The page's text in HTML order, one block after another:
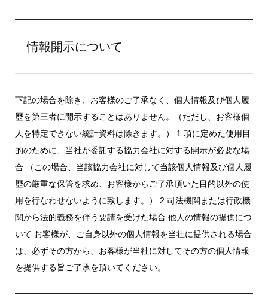
情報開示について
下記の場合を除き、お客様のご了承なく、個人情報及び個人履
歴を第三者に開示することはありません。（ただし、お客様個
人を特定できない統計資料は除きます。） 1.項に定めた使用目
的のために、当社が委託する協力会社に対する開示が必要な場
合 （この場合、当該協力会社に対して当該個人情報及び個人履
歴の厳重な保管を求め、お客様からご了承頂いた目的以外の使
用を行なわせないように致します。） 2.司法機関または行政機
関から法的義務を伴う要請を受けた場合 他人の情報の提供につ
いて お客様が、ご自身以外の個人情報を当社に提供される場合
は、必ずその方から、お客様が当社に対してその方の個人情報
を提供する旨ご了承を頂いてください。